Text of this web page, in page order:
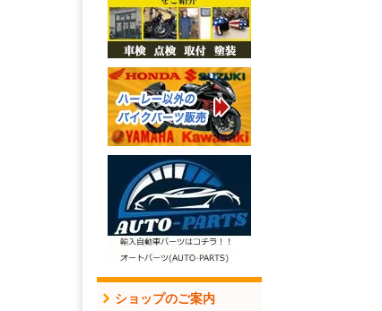
ショップのご案内